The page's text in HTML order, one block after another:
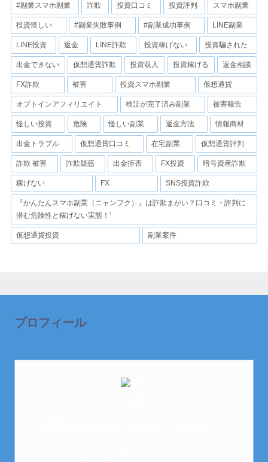
#副業スマホ副業 詐欺 投資口コミ 投資評判 スマホ副業
投資怪しい #副業失敗事例 #副業成功事例 LINE副業
LINE投資 返金 LINE詐欺 投資稼げない 投資騙された
出金できない 仮想通貨詐欺 投資収入 投資稼げる 返金相談
FX詐欺 被害 投資スマホ副業 仮想通貨
オプトインアフィリエイト 検証が完了済み副業 被害報告
怪しい投資 危険 怪しい副業 返金方法 情報商材
出金トラブル 仮想通貨口コミ 在宅副業 仮想通貨評判
詐欺 被害 詐欺疑惑 出金拒否 FX投資 暗号資産詐欺
稼げない FX SNS投資詐欺
『かんたんスマホ副業（ニャンフク）』は詐欺まがい？口コミ・評判に
潜む危険性と稼げない実態！'
仮想通貨投資 副業案件
プロフィール